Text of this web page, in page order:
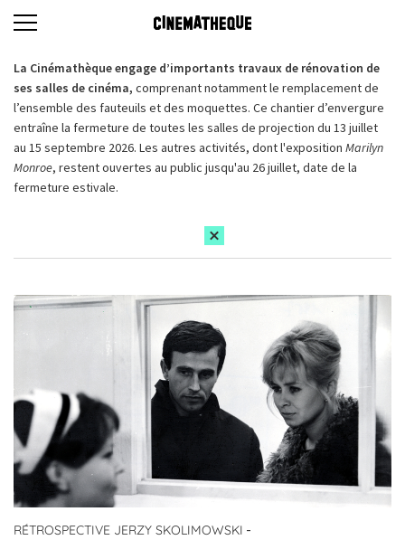
La Cinémathèque engage d’importants travaux de rénovation de
ses salles de cinéma, comprenant notamment le remplacement de
l’ensemble des fauteuils et des moquettes. Ce chantier d’envergure
entraîne la fermeture de toutes les salles de projection du 13 juillet
au 15 septembre 2026. Les autres activités, dont l'exposition Marilyn
Monroe, restent ouvertes au public jusqu'au 26 juillet, date de la
fermeture estivale.
RÉTROSPECTIVE JERZY SKOLIMOWSKI -